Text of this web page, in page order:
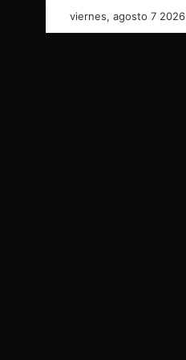
viernes, agosto 7 2026